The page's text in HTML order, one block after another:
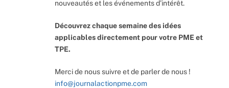
nouveautés et les événements d’intérêt.
Découvrez chaque semaine des idées
applicables directement pour votre PME et
TPE.
Merci de nous suivre et de parler de nous !
info@journalactionpme.com